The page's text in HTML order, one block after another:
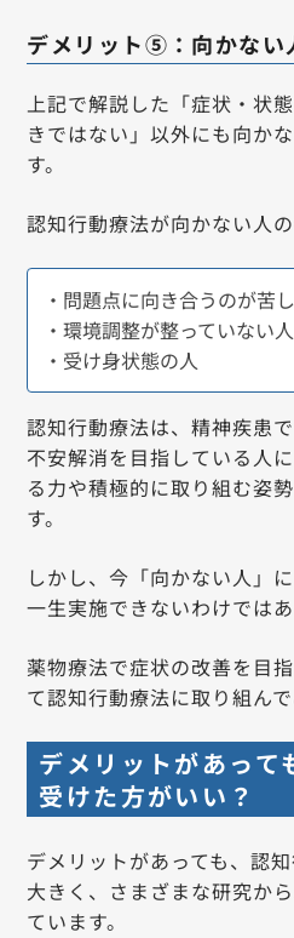
デメリット⑤：向かない
上記で解説した「症状・状
きではない」以外にも向か
す。
認知行動療法が向かない人
・問題点に向き合うのが苦
・環境調整が整っていない人
・受け身状態の人
認知行動療法は、精神疾患
不安解消を目指している人
る力や積極的に取り組む姿
す。
しかし、今「向かない人」
一生実施できないわけではあ
薬物療法で症状の改善を目
て認知行動療法に取り組んで
デメリットがあって
受けた方がいい？
デメリットがあっても、認
大きく、さまざまな研究か
ています。